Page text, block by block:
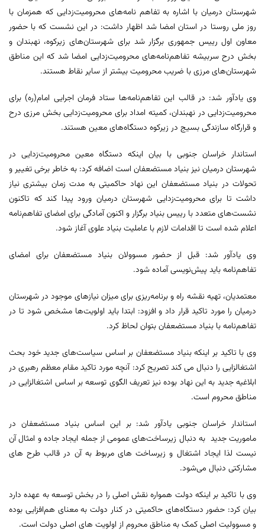
شهرستان درمیان با اشاره به تفاهم نامه‌های محرومیت‌زدایی که همزمان با
روز ملی روستا در استان امضا شد اظهار داشت: در این نشست که با حضور
معاون اول رییس جمهوری برگزار شد برای شهرستان‌های زیرکوه، نهبندان و
بخش درح سربیشه تفاهم‌نامه‌های محرومیت‌زدایی امضا شد که این مناطق
شهرستان‌های مرزی با ضریب محرومیت بیشتر از سایر نقاط هستند.
وی یادآور شد: در قالب این تفاهم‌نامه‌ها ستاد فرمان اجرایی امام(ره) برای
محرومیت‌زدایی در نهبندان، کمیته امداد برای محرومیت‌زدایی بخش مرزی درح
و قرارگاه سازندگی بسیج در زیرکوه دستگاه‌های معین هستند.
استاندار خراسان جنوبی با بیان اینکه دستگاه معین محرومیت‌زدایی در
شهرستان درمیان نیز بنیاد مستضعفان است اضافه کرد: به خاطر برخی تغییر و
تحولات در بنیاد مستضعفان این نهاد حاکمیتی به مدت زمان بیشتری نیاز
داشت تا برای محرومیت‌زدایی شهرستان درمیان ورود پیدا کند که تاکنون
نشست‌های متعدد با رییس بنیاد برگزار و اکنون آمادگی برای امضای تفاهم‌نامه
اعلام شده است تا اقدامات‌ لازم با عاملیت بنیاد علوی آغاز شود.
وی یادآور شد: قبل از حضور مسوولان بنیاد مستضعفان برای امضای
تفاهم‌نامه باید پیش‌نویسی آماده شود.
معتمدیان، تهیه نقشه راه و برنامه‌ریزی برای میزان نیازهای موجود در شهرستان
درمیان را مورد تاکید قرار داد و افزود: ابتدا باید اولویت‌ها مشخص شود تا در
تفاهم‌نامه با بنیاد مستضعفان بتوان لحاظ کرد.
وی با تاکید بر اینکه بنیاد مستضعفان بر اساس سیاست‌های جدید خود بحث
اشتغالزایی را دنبال می کند تصریح کرد: آنچه مورد تاکید مقام معظم رهبری در
ابلاغیه جدید به این نهاد بوده نیز تعریف الگوی توسعه بر اساس اشتغالزایی در
مناطق محروم است.
استاندار خراسان جنوبی یادآور شد: بر این اساس بنیاد مستضعفان در
ماموریت جدید به دنبال زیرساخت‌های عمومی از جمله ایجاد جاده و امثال آن
نیست لذا ایجاد اشتغال و زیرساخت های مربوط به آن در قالب طرح های
مشارکتی دنبال می‌شود.
وی با تاکید بر اینکه دولت همواره نقش اصلی را در بخش توسعه به عهده دارد
بیان کرد: حضور دستگاه‌های حاکمیتی در کنار دولت به معنای هم‌افزایی بوده
و مسوولیت اصلی کمک به مناطق محروم از اولویت های اصلی دولت است.